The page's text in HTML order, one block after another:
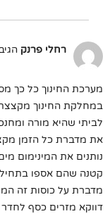
רחלי פרנק
מערכת החינוך כל כך
במחלקת החינוך
לביתי שהיא מורה
את מדברת כל הזמן
נותנים את המינימום
קטנה שהם אספו
מדברת על כוסות זה
דווקא מזרים כסף